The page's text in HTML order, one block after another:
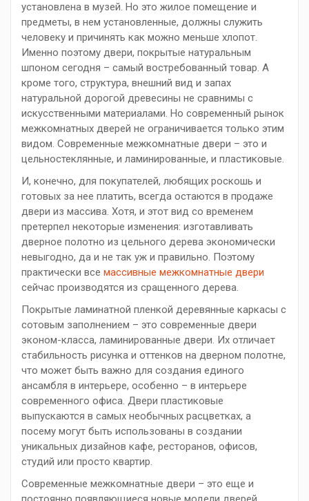
установлена в музей. Но это жилое помещение и
предметы, в нем установленные, должны служить
человеку и причинять как можно меньше хлопот.
Именно поэтому двери, покрытые натуральным
шпоном сегодня – самый востребованный товар. А
кроме того, структура, внешний вид и запах
натуральной дорогой древесины не сравнимы с
искусственными материалами. Но современный рынок
межкомнатных дверей не ограничивается только этим
видом. Современные межкомнатные двери – это и
цельностеклянные, и ламинированные, и пластиковые.
И, конечно, для покупателей, любящих роскошь и
готовых за нее платить, всегда остаются в продаже
двери из массива. Хотя, и этот вид со временем
претерпел некоторые изменения: изготавливать
дверное полотно из цельного дерева экономически
невыгодно, да и не так уж и правильно. Поэтому
практически все массивные межкомнатные двери
сейчас производятся из сращенного дерева.
Покрытые ламинатной пленкой деревянные каркасы с
сотовым заполнением – это современные двери
эконом-класса, ламинированные двери. Их отличает
стабильность рисунка и оттенков на дверном полотне,
что может быть важно для создания единого
ансамбля в интерьере, особенно – в интерьере
современного офиса. Двери пластиковые
выпускаются в самых необычных расцветках, а
посему могут быть использованы в создании
уникальных дизайнов кафе, ресторанов, офисов,
студий или просто квартир.
Современные межкомнатные двери – это еще и